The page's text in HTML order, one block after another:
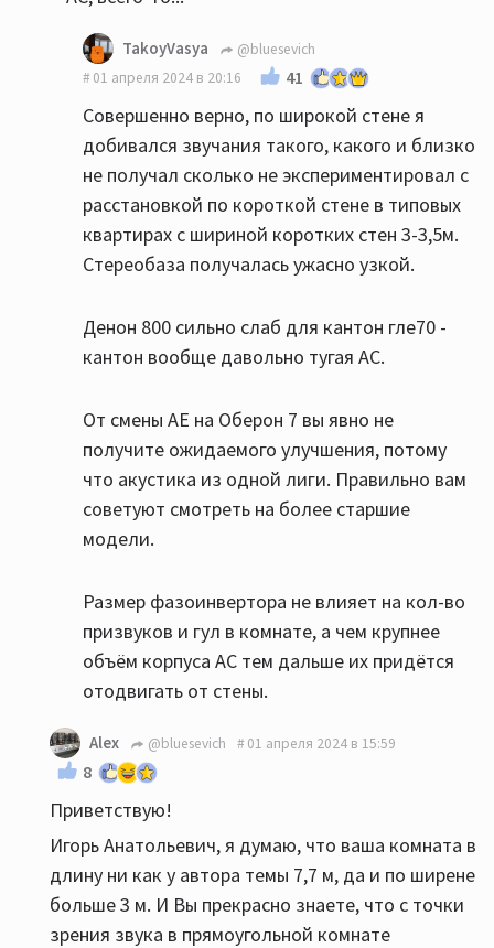
TakoyVasya
@bluesevich
01 апреля 2024 в 20:16
41
Совершенно верно, по широкой стене я
добивался звучания такого, какого и близко
не получал сколько не экспериментировал с
расстановкой по короткой стене в типовых
квартирах с шириной коротких стен 3-3,5м.
Стереобаза получалась ужасно узкой.
Денон 800 сильно слаб для кантон гле70 -
кантон вообще давольно тугая АС.
От смены АЕ на Оберон 7 вы явно не
получите ожидаемого улучшения, потому
что акустика из одной лиги. Правильно вам
советуют смотреть на более старшие
модели.
Размер фазоинвертора не влияет на кол-во
призвуков и гул в комнате, а чем крупнее
объём корпуса АС тем дальше их придётся
отодвигать от стены.
Alex @bluesevich 01 апреля 2024 в 15:59
8
Приветствую!
Игорь Анатольевич, я думаю, что ваша комната в
длину ни как у автора темы 7,7 м, да и по ширене
больше 3 м. И Вы прекрасно знаете, что с точки
зрения звука в прямоугольной комнате